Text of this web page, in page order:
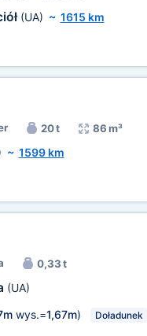
(UA) ~ 1615 km
20 t 86 m³
~ 1599 km
0,33 t
(UA)
wys.=1,67m) Doładunek